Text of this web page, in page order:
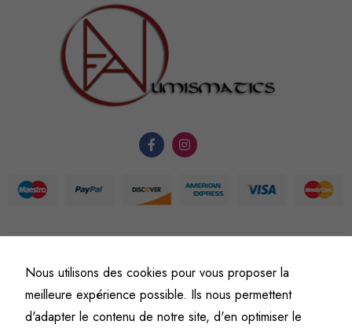
© Fine art numismatics
Politique de confidentialitéConditions générales de vente et d’utilisation
Mentions légales
Nous utilisons des cookies pour vous proposer la
meilleure expérience possible. Ils nous permettent
d'adapter le contenu de notre site, d'en optimiser le
puissions
améliorer la
et la
site Web, en
l'usage qu'il
en est fait.